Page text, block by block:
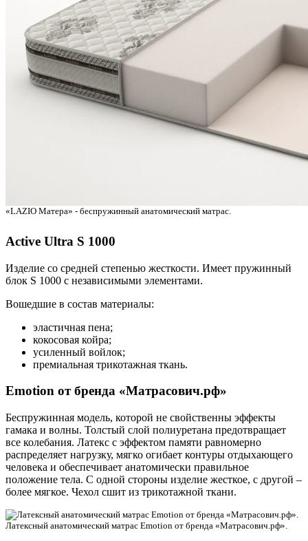
«LAZIO Матера» - беспружинный анатомический матрас.
Active Ultra S 1000
Изделие со средней степенью жесткости. Имеет пружинный
блок S 1000 с независимыми элементами.
Вошедшие в состав материалы:
эластичная пена;
кокосовая койра;
усиленный войлок;
премиальная трикотажная ткань.
Emotion от бренда «Матрасович.рф»
Беспружинная модель, которой не свойственны эффекты
гамака и волны. Толстый слой полиуретана предотвращает
все колебания. Латекс с эффектом памяти равномерно
распределяет нагрузку, мягко огибает контуры отдыхающего
человека и обеспечивает анатомически правильное
положение тела. С одной стороны изделие жесткое, с другой –
более мягкое. Чехол сшит из трикотажной ткани.
Латексный анатомический матрас Emotion от бренда «Матрасович.рф».